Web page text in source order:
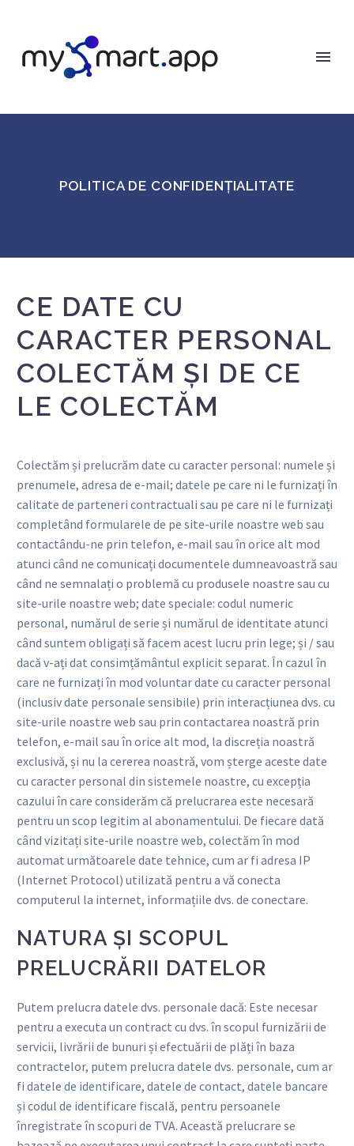
POLITICA DE CONFIDENȚIALITATE
CE DATE CU
CARACTER PERSONAL
COLECTĂM ȘI DE CE
LE COLECTĂM
Colectăm și prelucrăm date cu caracter personal: numele și
prenumele, adresa de e-mail; datele pe care ni le furnizați în
calitate de parteneri contractuali sau pe care ni le furnizați
completând formularele de pe site-urile noastre web sau
contactându-ne prin telefon, e-mail sau în orice alt mod
atunci când ne comunicați documentele dumneavoastră sau
când ne semnalați o problemă cu produsele noastre sau cu
site-urile noastre web; date speciale: codul numeric
personal, numărul de serie și numărul de identitate atunci
când suntem obligați să facem acest lucru prin lege; și / sau
dacă v-ați dat consimțământul explicit separat. În cazul în
care ne furnizați în mod voluntar date cu caracter personal
(inclusiv date personale sensibile) prin interacțiunea dvs. cu
site-urile noastre web sau prin contactarea noastră prin
telefon, e-mail sau în orice alt mod, la discreția noastră
exclusivă, și nu la cererea noastră, vom șterge aceste date
cu caracter personal din sistemele noastre, cu excepția
cazului în care considerăm că prelucrarea este necesară
pentru un scop legitim al abonamentului. De fiecare dată
când vizitați site-urile noastre web, colectăm în mod
automat următoarele date tehnice, cum ar fi adresa IP
(Internet Protocol) utilizată pentru a vă conecta
computerul la internet, informațiile dvs. de conectare.
NATURA ȘI SCOPUL
PRELUCRĂRII DATELOR
Putem prelucra datele dvs. personale dacă: Este necesar
pentru a executa un contract cu dvs. în scopul furnizării de
servicii, livrării de bunuri și efectuării de plăți în baza
contractelor, putem prelucra datele dvs. personale, cum ar
fi datele de identificare, datele de contact, datele bancare
și codul de identificare fiscală, pentru persoanele
înregistrate în scopuri de TVA. Această prelucrare se